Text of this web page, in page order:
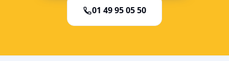
01 49 95 05 50